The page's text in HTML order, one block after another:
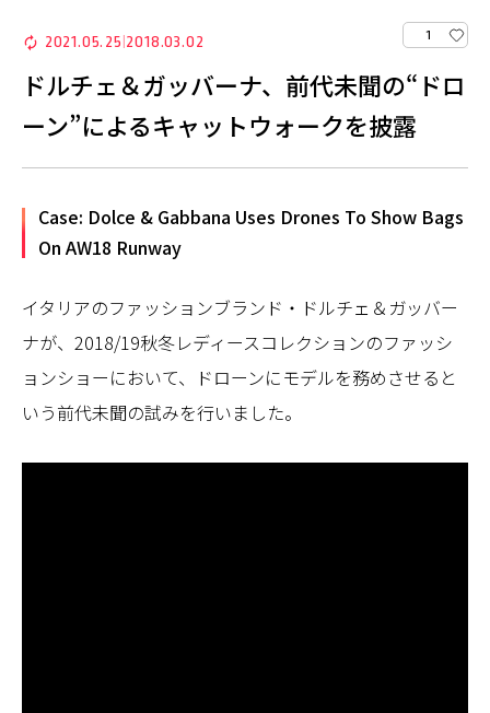
2021.05.25 2018.03.02 1
ドルチェ＆ガッバーナ、前代未聞の“ドロ
ーン”によるキャットウォークを披露
Case: Dolce & Gabbana Uses Drones To Show Bags
On AW18 Runway
イタリアのファッションブランド・ドルチェ＆ガッバー
ナが、2018/19秋冬レディースコレクションのファッシ
ョンショーにおいて、ドローンにモデルを務めさせると
いう前代未聞の試みを行いました。